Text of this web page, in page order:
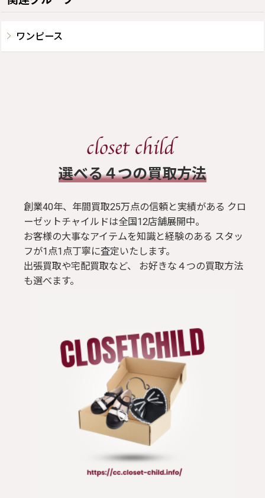
ワンピース
​選べる４つの買取方法
創業40年、年間買取25万点の信頼と実績がある クロ
ーゼットチャイルドは全国12店舗展開中。
お客様の大事なアイテムを知識と経験のある スタッ
フが1点1点丁寧に査定いたします。
出張買取や宅配買取など、 お好きな４つの買取方法
も選べます。